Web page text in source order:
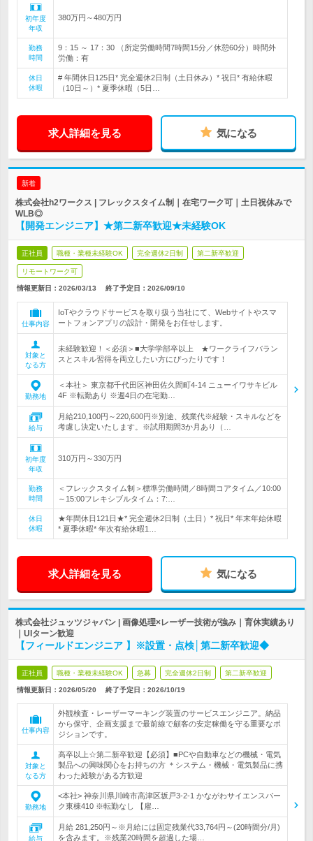
初年度
年収
380万円～480万円
勤務
時間
9：15 ～ 17：30 （所定労働時間7時間15分／休憩60分）時間外
労働：有
休日
休暇
# 年間休日125日* 完全週休2日制（土日休み）* 祝日* 有給休暇
（10日～）* 夏季休暇（5日…
求人詳細を見る 気になる
新着
株式会社h2ワークス | フレックスタイム制｜在宅ワーク可｜土日祝休みで
WLB◎
【開発エンジニア】★第二新卒歓迎★未経験OK
正社員 職種・業種未経験OK 完全週休2日制 第二新卒歓迎
リモートワーク可
情報更新日：2026/03/13 終了予定日： 2026/09/10
仕事内容
IoTやクラウドサービスを取り扱う当社にて、Webサイトやスマ
ートフォンアプリの設計・開発をお任せします。
対象と
なる方
未経験歓迎！＜必須＞■大学学部卒以上 ★ワークライフバラン
スとスキル習得を両立したい方にぴったりです！
勤務地
＜本社＞ 東京都千代田区神田佐久間町4-14 ニューイワサキビル
4F ※転勤あり ※週4日の在宅勤…
給与
月給210,100円～220,600円※別途、残業代※経験・スキルなどを
考慮し決定いたします。※試用期間3か月あり（…
初年度
年収
310万円～330万円
勤務
時間
＜フレックスタイム制＞標準労働時間／8時間コアタイム／10:00
～15:00フレキシブルタイム：7:…
休日
休暇
★年間休日121日★* 完全週休2日制（土日）* 祝日* 年末年始休暇
* 夏季休暇* 年次有給休暇1…
求人詳細を見る 気になる
株式会社ジュッツジャパン | 画像処理×レーザー技術が強み｜育休実績あり
｜UIターン歓迎
【フィールドエンジニア 】※設置・点検│第二新卒歓迎◆
正社員 職種・業種未経験OK 急募 完全週休2日制 第二新卒歓迎
情報更新日：2026/05/20 終了予定日： 2026/10/19
仕事内容
外観検査・レーザーマーキング装置のサービスエンジニア。納品
から保守、企画支援まで最前線で顧客の安定稼働を守る重要なポ
ジションです。
対象と
なる方
高卒以上☆第二新卒歓迎【必須】■PCや自動車などの機械・電気
製品への興味関心をお持ちの方 ＊システム・機械・電気製品に携
わった経験がある方歓迎
勤務地
<本社> 神奈川県川崎市高津区坂戸3-2-1 かながわサイエンスパー
ク東棟410 ※転勤なし 【雇…
給与
月給 281,250円～※月給には固定残業代33,764円～(20時間分/月)
を含みます。※残業20時間を超過した場…